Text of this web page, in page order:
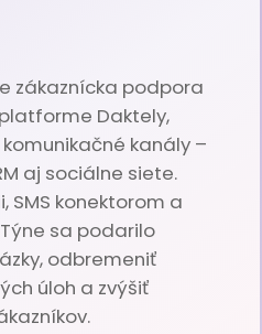
zákaznícka podpora
Daktely,
kanály –
aj sociálne siete.
konektorom a
sa podarilo
odbremeniť
úloh a zvýšiť